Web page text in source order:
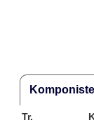
Tr.